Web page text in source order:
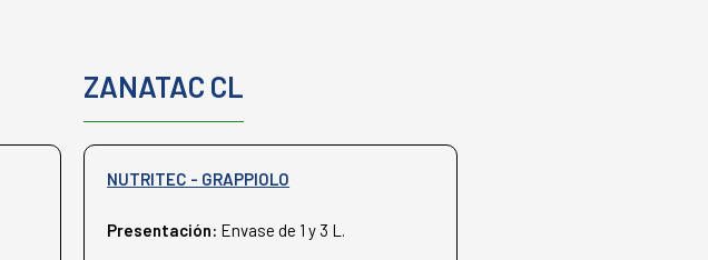
ZANATAC CL
NUTRITEC - GRAPPIOLO
Presentación: Envase de 1 y 3 L.